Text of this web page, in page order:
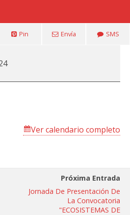
Pin Envía SMS
Ver calendario completo
Próxima Entrada
Jornada De Presentación De
La Convocatoria
"ECOSISTEMAS DE